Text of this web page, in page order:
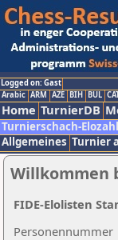
Logged on: Gast
Arabic ARM AZE BIH BUL
Home TurnierDB
Turnierschach-Elozahl
Allgemeines Turnier
Willkommen
Personennummer
FIDE-Elolisten